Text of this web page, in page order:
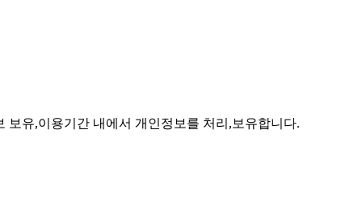
유,이용기간 내에서 개인정보를 처리,보유합니다.